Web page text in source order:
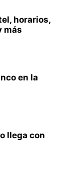
horarios,
más
en la
llega con